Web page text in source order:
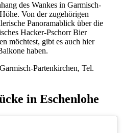
des Wankes in Garmisch-
Von der zugehörigen
Panoramablick über die
Hacker-Pschorr Bier
möchtest, gibt es auch hier
haben.
Partenkirchen, Tel.
in Eschenlohe